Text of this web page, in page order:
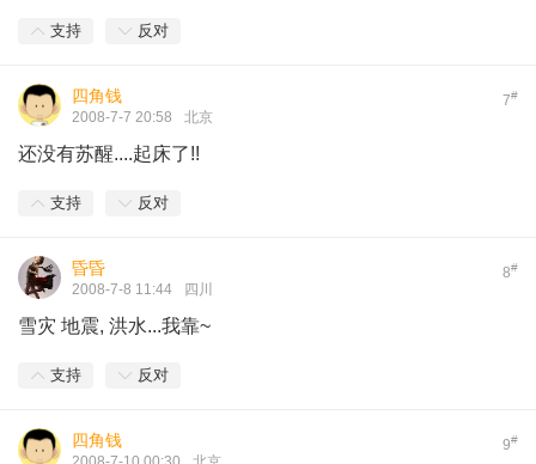
支持 反对
7#
四角钱
2008-7-7 20:58 北京
还没有苏醒....起床了!!
支持 反对
8#
昏昏
2008-7-8 11:44 四川
雪灾 地震, 洪水...我靠~
支持 反对
9#
四角钱